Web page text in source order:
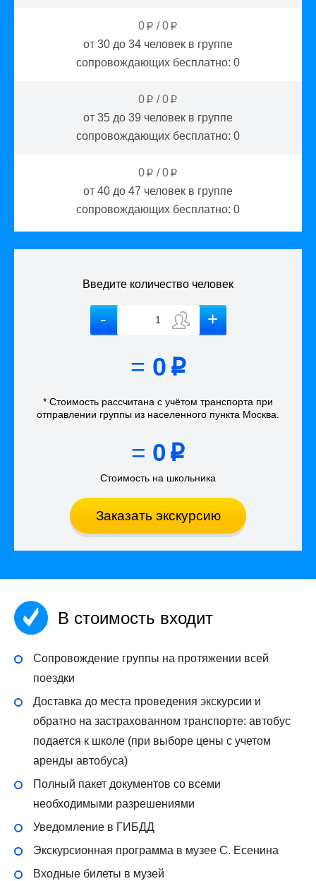
0 p /0 p
от 30 до 34 человек в группе
сопровождающих бесплатно: 0
0 p /0 p
от 35 до 39 человек в группе
сопровождающих бесплатно: 0
0 p /0 p
от 40 до 47 человек в группе
сопровождающих бесплатно: 0
Введите количество человек
= 0 p
* Стоимость рассчитана с учётом транспорта при
отправлении группы из населенного пункта Москва
= 0 p
Стоимость на школьника
Заказать экскурсию
В стоимость входит
Сопровождение группы на протяжении всей
поездки
Доставка до места проведения экскурсии и
обратно на застрахованном транспорте: автобус
подается к школе (при выборе цены с учетом
аренды автобуса)
Полный пакет документов со всеми
необходимыми разрешениями
Уведомление в ГИБДД
Экскурсионная программа в музее С. Есенина
Входные билеты в музей